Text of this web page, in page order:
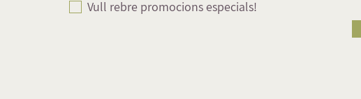
Vull rebre promocions especials!